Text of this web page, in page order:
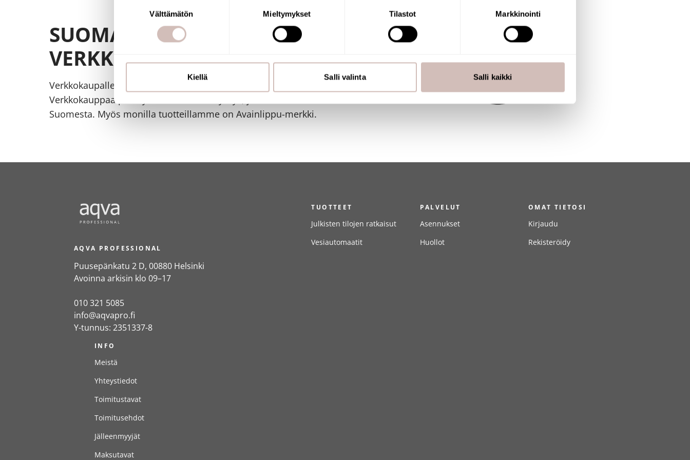
Lue lisää siitä, miten henkilötietojasi käsitellään ja miten voit määrittää asetuksesi
. Voit muuttaa
suostumustasi tai peruuttaa sen milloin vain evästeilmoituksessa.
ja kävijämäärämme analysoimiseen. Lisäksi jaamme sosiaalisen median, mainosalan ja analytiikka-alan
kumppaneillemme tietoja siitä, miten käytät sivustoamme. Kumppanimme voivat yhdistää näitä tietoja muihin tietoihin, joita
Välttämätön Mieltymykset Tilastot Markkinointi
Kiellä Salli valinta Salli kaikki
SUOMALAINEN
VERKKOKAUPPA
Verkkokaupallemme on myönnetty Avainlippu-merkki.
Verkkokauppaa pitää yllä suomalainen yritys, joka toimittaa tuotteet
Suomesta. Myös monilla tuotteillamme on Avainlippu-merkki.
AQVA PROFESSIONAL
Puusepänkatu 2 D, 00880 Helsinki
Avoinna arkisin klo 09–17
010 321 5085
info@aqvapro.fi
Y-tunnus: 2351337-8
TUOTTEET
Julkisten tilojen ratkaisut
Vesiautomaatit
PALVELUT
Asennukset
Huollot
OMAT TIETOSI
Kirjaudu
Rekisteröidy
INFO
Meistä
Yhteystiedot
Toimitustavat
Toimitusehdot
Jälleenmyyjät
Maksutavat